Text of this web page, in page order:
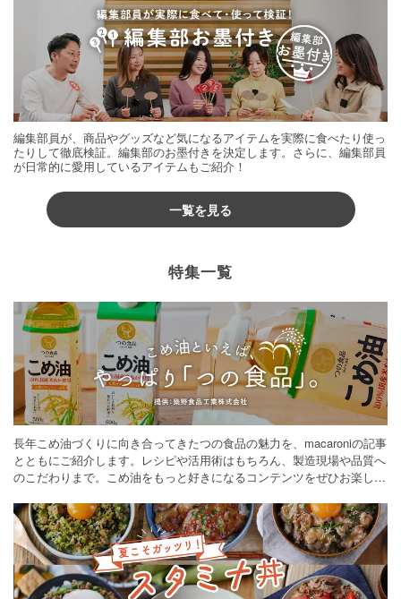
編集部員が、商品やグッズなど気になるアイテムを実際に食べたり使っ
たりして徹底検証。編集部のお墨付きを決定します。さらに、編集部員
が日常的に愛用しているアイテムもご紹介！
一覧を見る
特集一覧
長年こめ油づくりに向き合ってきたつの食品の魅力を、macaroniの記事
とともにご紹介します。レシピや活用術はもちろん、製造現場や品質へ
のこだわりまで。こめ油をもっと好きになるコンテンツをぜひお楽しみ